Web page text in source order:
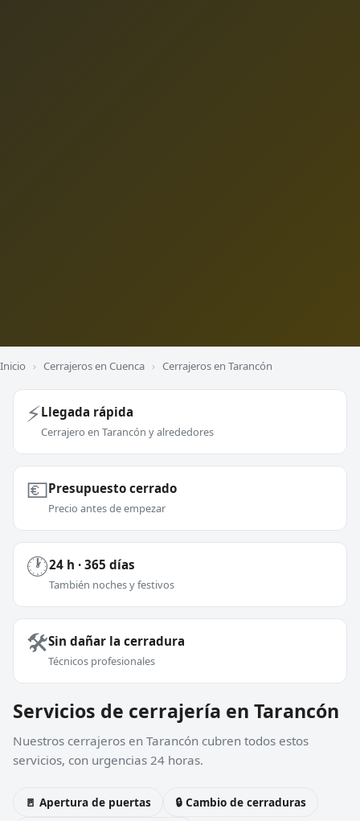
Inicio › Cerrajeros en Cuenca › Cerrajeros en Tarancón
⚡Llegada rápida
Cerrajero en Tarancón y alrededores
💶Presupuesto cerrado
Precio antes de empezar
🕐24 h · 365 días
También noches y festivos
🛠️Sin dañar la cerradura
Técnicos profesionales
Servicios de cerrajería en Tarancón
Nuestros cerrajeros en Tarancón cubren todos estos
servicios, con urgencias 24 horas.
🚪 Apertura de puertas 🔒 Cambio de cerraduras